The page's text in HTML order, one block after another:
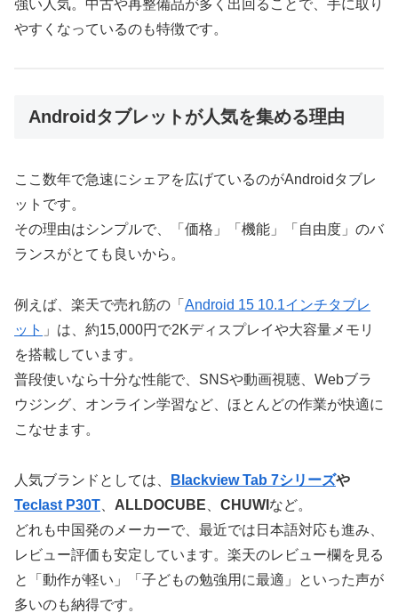
強い人気。中古や再整備品が多く出回ることで、手に取り
やすくなっているのも特徴です。
Androidタブレットが人気を集める理由
ここ数年で急速にシェアを広げているのがAndroidタブレ
ットです。
その理由はシンプルで、「価格」「機能」「自由度」のバ
ランスがとても良いから。
例えば、楽天で売れ筋の「 Android 15 10.1インチタブレ
ット 」は、約15,000円で2Kディスプレイや大容量メモリ
を搭載しています。
普段使いなら十分な性能で、SNSや動画視聴、Webブラ
ウジング、オンライン学習など、ほとんどの作業が快適に
こなせます。
人気ブランドとしては、 Blackview Tab 7シリーズや
Teclast P30T
ALLDOCUBE CHUWI など。
どれも中国発のメーカーで、最近では日本語対応も進み、
レビュー評価も安定しています。楽天のレビュー欄を見る
と「動作が軽い」「子どもの勉強用に最適」といった声が
多いのも納得です。